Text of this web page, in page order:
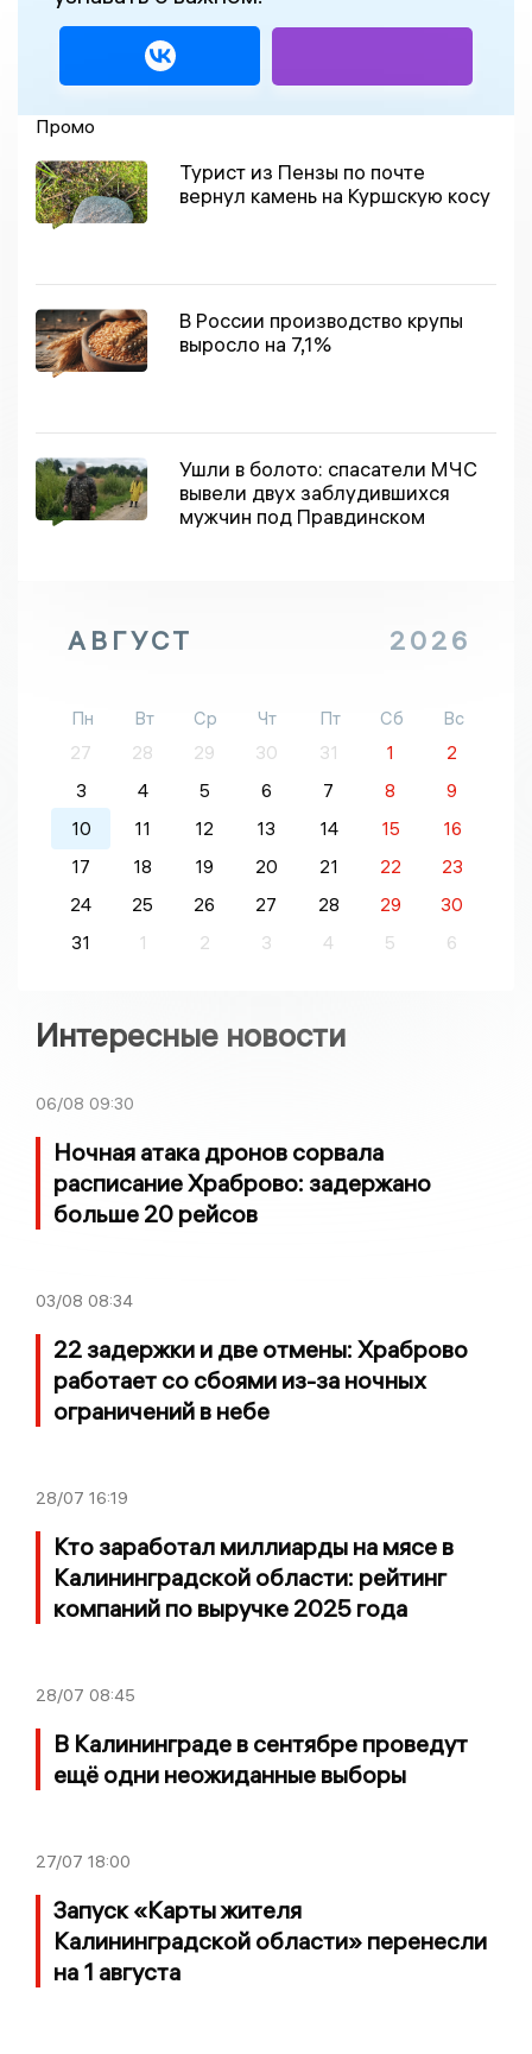
Промо
Турист из Пензы по почте
вернул камень на Куршскую косу
В России производство крупы
выросло на 7,1%
Ушли в болото: спасатели МЧС
вывели двух заблудившихся
мужчин под Правдинском
АВГУСТ 2026
Пн Вт Ср Чт Пт Сб
Вс
27
28 29 30 31 1
2
3
4 5 6 7 8
9
10
11 12 13 14 15
16
17
18 19 20 21 22
23
24
25 26 27 28 29
30
31
1 2 3 4 5 6
Интересные новости
06/08 09:30
Ночная атака дронов сорвала
расписание Храброво: задержано
больше 20 рейсов
03/08 08:34
22 задержки и две отмены: Храброво
работает со сбоями из-за ночных
ограничений в небе
28/07 16:19
Кто заработал миллиарды на мясе в
Калининградской области: рейтинг
компаний по выручке 2025 года
28/07 08:45
В Калининграде в сентябре проведут
ещё одни неожиданные выборы
27/07 18:00
Запуск «Карты жителя
Калининградской области» перенесли
на 1 августа